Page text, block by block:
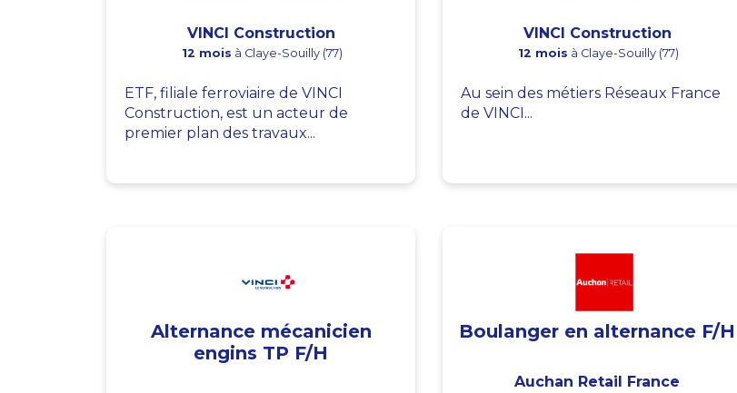
VINCI Construction
12 mois à Claye-Souilly (77)
ETF, filiale ferroviaire de VINCI
Construction, est un acteur de
premier plan des travaux...
VINCI Construction
12 mois à Claye-Souilly (77)
Au sein des métiers Réseaux France
de VINCI...
Alternance mécanicien
engins TP F/H
Boulanger en alternance F/H
Auchan Retail France